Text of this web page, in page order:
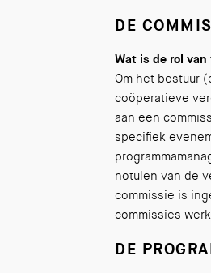
DE
Wat is de rol
Om het bestuur
coöperatieve
aan een
specifiek
notulen van de
commissie is
commissies
DE